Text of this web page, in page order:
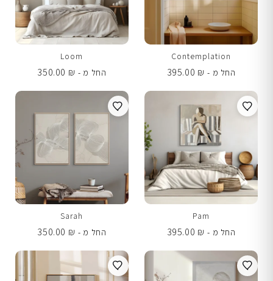
Contemplation
החל מ -
395.00 ₪
Loom
החל מ -
350.00 ₪
Pam
החל מ -
395.00 ₪
Sarah
החל מ -
350.00 ₪